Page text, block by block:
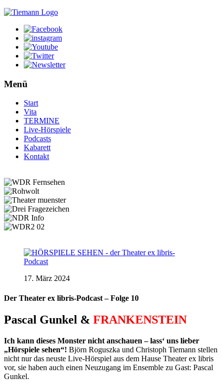
Menü
Start
Vita
TERMINE
Live-Hörspiele
Podcasts
Kabarett
Kontakt
17. März 2024
Der Theater ex libris-Podcast – Folge 10
Pascal Gunkel & FRANKENSTEIN
Ich kann dieses Monster nicht anschauen – lass‘ uns lieber
„Hörspiele sehen“! Björn Roguszka und Christoph Tiemann stellen
nicht nur das neuste Live-Hörspiel aus dem Hause Theater ex libris
vor, sie haben auch einen Neuzugang im Ensemble zu Gast: Pascal
Gunkel.